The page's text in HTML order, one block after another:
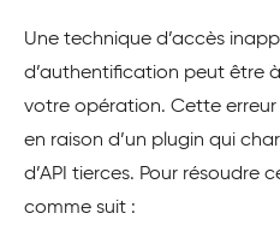
Une technique d’accès
d’authentification peut être à
votre opération. Cette
en raison d’un plugin qui
d’API tierces. Pour résoudre
comme suit :